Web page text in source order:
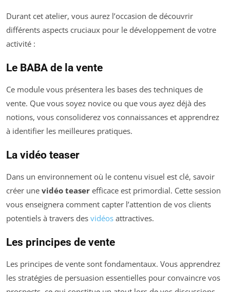
Durant cet atelier, vous aurez l’occasion de découvrir
différents aspects cruciaux pour le développement de votre
activité :
Le BABA de la vente
Ce module vous présentera les bases des techniques de
vente. Que vous soyez novice ou que vous ayez déjà des
notions, vous consoliderez vos connaissances et apprendrez
à identifier les meilleures pratiques.
La vidéo teaser
Dans un environnement où le contenu visuel est clé, savoir
créer une vidéo teaser efficace est primordial. Cette session
vous enseignera comment capter l’attention de vos clients
potentiels à travers des vidéos attractives.
Les principes de vente
Les principes de vente sont fondamentaux. Vous apprendrez
les stratégies de persuasion essentielles pour convaincre vos